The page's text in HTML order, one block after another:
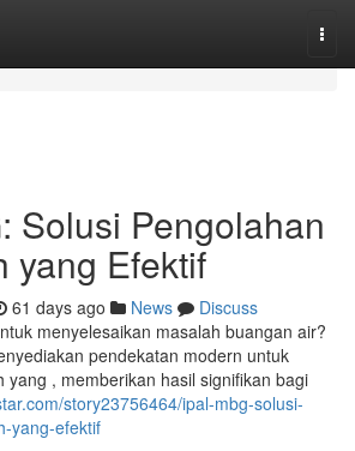
Solusi Pengolahan
yang Efektif
61 days ago News
Discuss
menyelesaikan masalah buangan air?
pendekatan modern untuk
yang , memberikan hasil signifikan bagi
story23756464/ipal-mbg-solusi-
yang-efektif